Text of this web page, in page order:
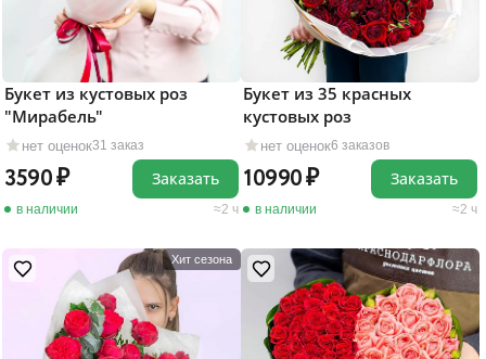
нет оценок31 заказ
Букет из кустовых роз
"Мирабель"
3590
в наличии 2 ч
Заказать
нет оценок6 заказов
Букет из 35 красных
кустовых роз
10990
в наличии 2 ч
Заказать
Хит сезона